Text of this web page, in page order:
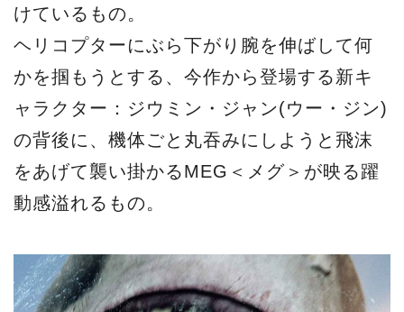
けているもの。
ヘリコプターにぶら下がり腕を伸ばして何
かを掴もうとする、今作から登場する新キ
ャラクター：ジウミン・ジャン(ウー・ジン)
の背後に、機体ごと丸吞みにしようと飛沫
をあげて襲い掛かるMEG＜メグ＞が映る躍
動感溢れるもの。